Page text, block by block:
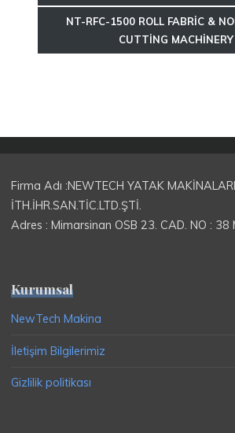
NT-RFC-1500 ROLL FABRIC &
CUTTING MACHINERY
Firma Adı :NEWTECH YATAK
İTH.İHR.SAN.TİC.LTD.ŞTİ.
Adres : Mimarsinan OSB 23. CAD. NO : 38
Kurumsal
NewTech Makina
İletişim Bilgilerimiz
Gizlilik politikası